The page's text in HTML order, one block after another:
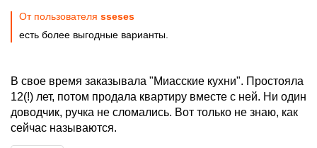
От пользователя sseses
есть более выгодные варианты.
В свое время заказывала "Миасские кухни". Простояла
12(!) лет, потом продала квартиру вместе с ней. Ни один
доводчик, ручка не сломались. Вот только не знаю, как
сейчас называются.